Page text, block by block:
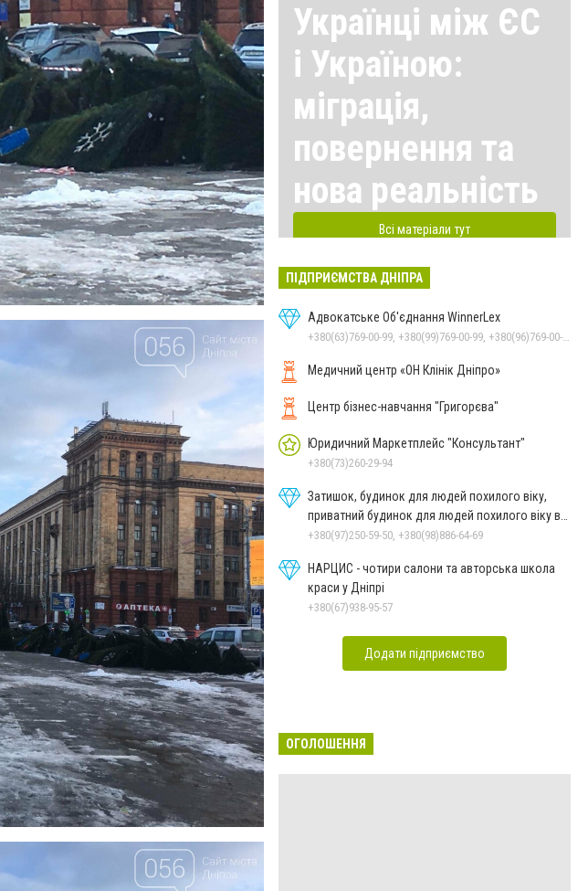
Українці між ЄС
і Україною:
міграція,
повернення та
нова реальність
Всі матеріали тут
ПІДПРИЄМСТВА ДНІПРА
Адвокатське Об'єднання WinnerLex
Медичний центр «ОН Клінік Дніпро»
Центр бізнес-навчання "Григорєва"
Юридичний Маркетплейс "Консультант"
+380(73)260-29-94
Затишок, будинок для людей похилого віку,
приватний будинок для людей похилого віку в
Дніпрі
+380(97)250-59-50, +380(98)886-64-69
НАРЦИС - чотири салони та авторська школа
краси у Дніпрі
+380(67)938-95-57
Додати підприємство
ОГОЛОШЕННЯ